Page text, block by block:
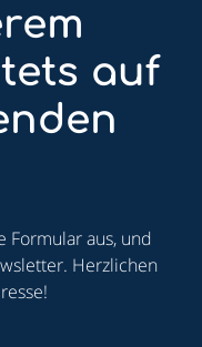
auf
Formular aus, und
Herzlichen